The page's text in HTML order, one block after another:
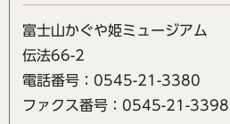
富士山かぐや姫ミュージアム
伝法66-2
電話番号：0545-21-3380
ファクス番号：0545-21-3398